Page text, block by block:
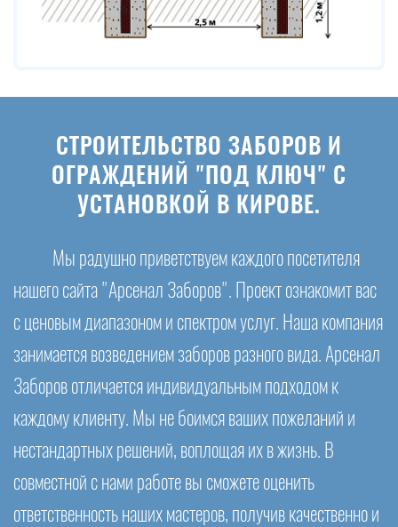
СТРОИТЕЛЬСТВО ЗАБОРОВ И
ОГРАЖДЕНИЙ "ПОД КЛЮЧ" С
УСТАНОВКОЙ В КИРОВЕ.
Мы радушно приветствуем каждого посетителя
нашего сайта "Арсенал Заборов". Проект ознакомит вас
с ценовым диапазоном и спектром услуг. Наша компания
занимается возведением заборов разного вида. Арсенал
Заборов отличается индивидуальным подходом к
каждому клиенту. Мы не боимся ваших пожеланий и
нестандартных решений, воплощая их в жизнь. В
совместной с нами работе вы сможете оценить
ответственность наших мастеров, получив качественно и